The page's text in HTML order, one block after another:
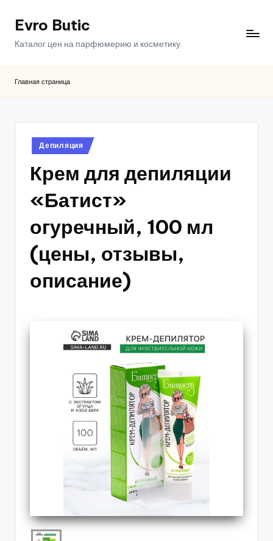
ПерейтиEvro Butic
Каталог цен на парфюмерию и косметику.
Главная страница
Опубликовано
в
Депиляция
Крем для депиляции
«Батист»
огуречный, 100 мл
(цены, отзывы,
описание)